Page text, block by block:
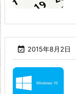
 2015年8月2日